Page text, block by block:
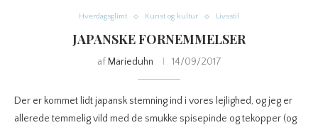
Hverdagsglimt Kunst og kultur Livsstil
JAPANSKE FORNEMMELSER
af Marieduhn 14/09/2017
Der er kommet lidt japansk stemning ind i vores lejlighed, og jeg er
allerede temmelig vild med de smukke spisepinde og tekopper (og